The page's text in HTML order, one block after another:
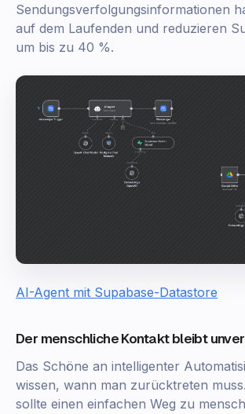
Sendungsverfolgungsinformationen
auf dem Laufenden und reduzieren
um bis zu 40 %.
AI-Agent mit Supabase-Datastore
Der menschliche Kontakt bleibt
Das Schöne an intelligenter
wissen, wann man zurücktreten
sollte einen einfachen Weg zu